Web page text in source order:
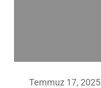
Temmuz 17, 2025